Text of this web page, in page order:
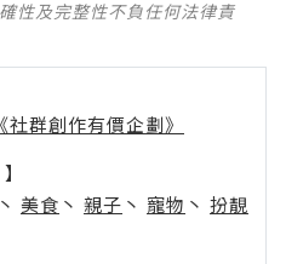
性及完整性不負任何法律責
社群創作有價企劃》
丶 美食 丶 親子 丶 寵物 丶 扮靚